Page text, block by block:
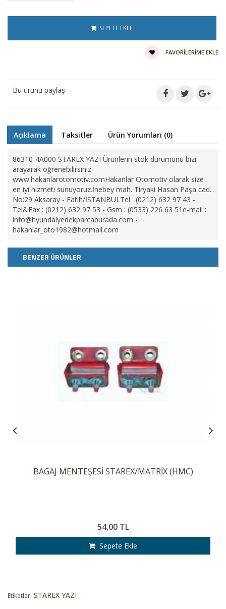
SEPETE EKLE
FAVORILERIME EKLE
Bu ürünü paylaş
Açıklama Taksitler Ürün Yorumları (0)
86310-4A000 STAREX YAZI Ürünlerin stok durumunu bizi
arayarak öğrenebilirsiniz
www.hakanlarotomotiv.comHakanlar Otomotiv olarak size
en iyi hizmeti sunuyoruz.İnebey mah. Tiryaki Hasan Paşa cad.
No:29 Aksaray - Fatih/İSTANBULTel : (0212) 632 97 43 -
Tel&Fax : (0212) 632 97 53 - Gsm : (0533) 226 63 51e-mail :
info@hyundaiyedekparcaburada.com -
hakanlar_oto1982@hotmail.com
BENZER ÜRÜNLER
BAGAJ MENTEŞESİ STAREX/MATRİX (HMC)
54,00 TL
Sepete Ekle
Etiketler: STAREX YAZI